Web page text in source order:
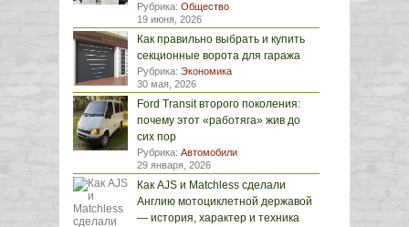
Рубрика: Общество
19 июня, 2026
Как правильно выбрать и купить
секционные ворота для гаража
Рубрика: Экономика
30 мая, 2026
Ford Transit второго поколения:
почему этот «работяга» жив до
сих пор
Рубрика: Автомобили
29 января, 2026
Как AJS и Matchless сделали
Англию мотоциклетной державой
— история, характер и техника